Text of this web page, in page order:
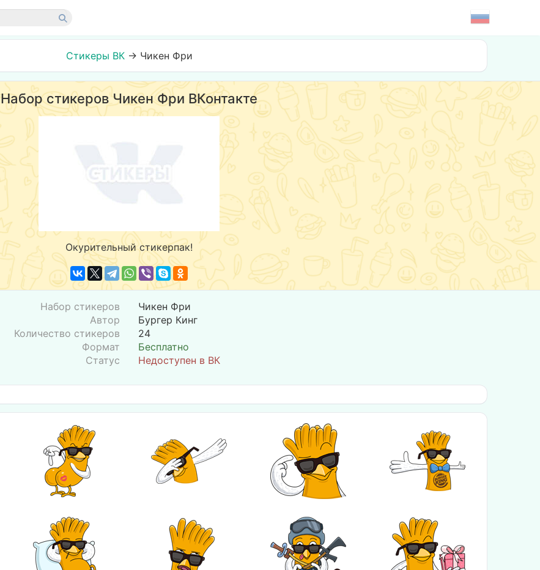
Стикеры ВК→ Чикен Фри
Набор стикеров Чикен Фри ВКонтакте
Окурительный стикерпак!
Набор стикеров
Чикен Фри
Автор
Бургер Кинг
Количество стикеров
24
Формат
Бесплатно
Статус
Недоступен в ВК